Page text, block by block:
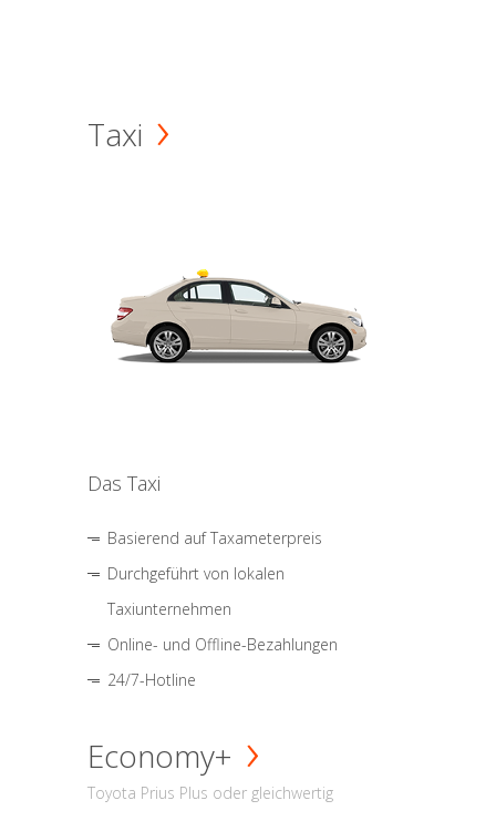
Taxi
Das Taxi
Basierend auf Taxameterpreis
Durchgeführt von lokalen
Taxiunternehmen
Online- und Offline-Bezahlungen
24/7-Hotline
Economy+
Toyota Prius Plus oder gleichwertig